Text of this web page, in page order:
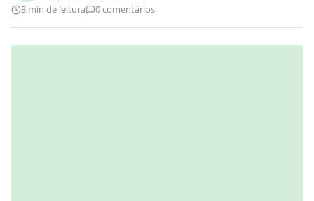
3 min de leitura
0 comentários